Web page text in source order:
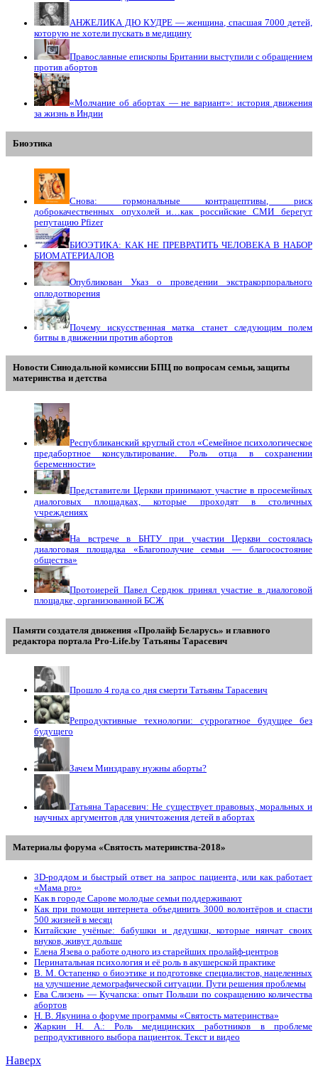
АНЖЕЛИКА ДЮ КУДРЕ — женщина, спасшая 7000 детей,
которую не хотели пускать в медицину
Православные епископы Британии выступили с обращением
против абортов
«Молчание об абортах — не вариант»: история движения
за жизнь в Индии
Биоэтика
Снова: гормональные контрацептивы, риск
доброкачественных опухолей и…как российские СМИ берегут
репутацию Pfizer
БИОЭТИКА: КАК НЕ ПРЕВРАТИТЬ ЧЕЛОВЕКА В НАБОР
БИОМАТЕРИАЛОВ
Опубликован Указ о проведении экстракорпорального
оплодотворения
Почему искусственная матка станет следующим полем
битвы в движении против абортов
Новости Синодальной комиссии БПЦ по вопросам семьи, защиты
материнства и детства
Республиканский круглый стол «Семейное психологическое
предабортное консультирование. Роль отца в сохранении
беременности»
Представители Церкви принимают участие в просемейных
диалоговых площадках, которые проходят в столичных
учреждениях
На встрече в БНТУ при участии Церкви состоялась
диалоговая площадка «Благополучие семьи — благосостояние
общества»
Протоиерей Павел Сердюк принял участие в диалоговой
площадке, организованной БСЖ
Памяти создателя движения «Пролайф Беларусь» и главного
редактора портала Pro-Life.by Tатьяны Tарасевич
Прошло 4 года со дня смерти Татьяны Тарасевич
Репродуктивные технологии: суррогатное будущее без
будущего
Зачем Минздраву нужны аборты?
Татьяна Тарасевич: Не существует правовых, моральных и
научных аргументов для уничтожения детей в абортах
Материалы форума «Святость материнства-2018»
3D-роддом и быстрый ответ на запрос пациента, или как работает
«Мама prо»
Как в городе Сарове молодые семьи поддерживают
Как при помощи интернета объединить 3000 волонтёров и спасти
500 жизней в месяц
Китайские учёные: бабушки и дедушки, которые нянчат своих
внуков, живут дольше
Елена Язева о работе одного из старейших пролайф-центров
Перинатальная психология и её роль в акушерской практике
В. М. Остапенко о биоэтике и подготовке специалистов, нацеленных
на улучшение демографической ситуации. Пути решения проблемы
Ева Слизень — Кучапска: опыт Польши по сокращению количества
абортов
Н. В. Якунина о форуме программы «Святость материнства»
Жаркин Н. А.: Роль медицинских работников в проблеме
репродуктивного выбора пациенток. Tекст и видео
Наверх